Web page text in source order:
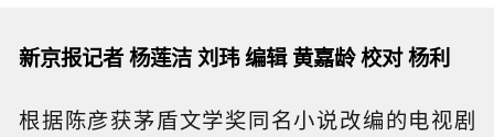
新京报记者 杨莲洁 刘玮 编辑 黄嘉龄 校对 杨利
根据陈彦获茅盾文学奖同名小说改编的电视剧